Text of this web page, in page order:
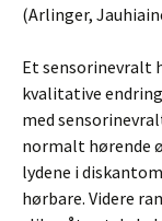
(Arlinger,
Et sensorinevralt
kvalitative
med
normalt hørende
lydene i
hørbare. Videre